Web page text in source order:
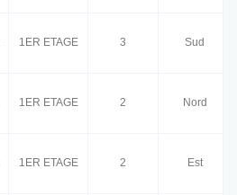
1ER ETAGE 3 Sud
1ER ETAGE 2 Nord
1ER ETAGE 2 Est